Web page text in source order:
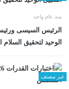
منذ عام واحد
الرئيس السيسى ورئيس
الوحيد لتحقيق السلام
غير مصنف